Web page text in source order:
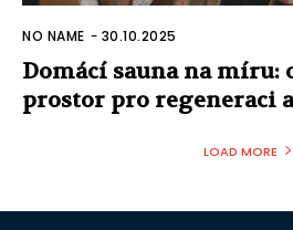
NO NAME - 30.10.2025
Domácí sauna na míru:
prostor pro regeneraci
LOAD MORE